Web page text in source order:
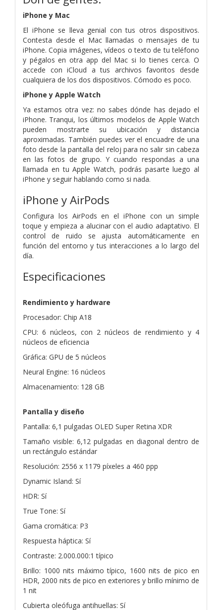
iPhone y Mac
El iPhone se lleva genial con tus otros dispositivos.
Contesta desde el Mac llamadas o mensajes de tu
iPhone. Copia imágenes, vídeos o texto de tu teléfono
y pégalos en otra app del Mac si lo tienes cerca. O
accede con iCloud a tus archivos favoritos desde
cualquiera de los dos dispositivos. Cómodo es poco.
iPhone y Apple Watch
Ya estamos otra vez: no sabes dónde has dejado el
iPhone. Tranqui, los últimos modelos de Apple Watch
pueden mostrarte su ubicación y distancia
aproximadas. También puedes ver el encuadre de una
foto desde la pantalla del reloj para no salir sin cabeza
en las fotos de grupo. Y cuando respondas a una
llamada en tu Apple Watch, podrás pasarte luego al
iPhone y seguir hablando como si nada.
iPhone y AirPods
Configura los AirPods en el iPhone con un simple
toque y empieza a alucinar con el audio adaptativo. El
control de ruido se ajusta automáticamente en
función del entorno y tus interacciones a lo largo del
día.
Especificaciones
Rendimiento y hardware
Procesador: Chip A18
CPU: 6 núcleos, con 2 núcleos de rendimiento y 4
núcleos de eficiencia
Gráfica: GPU de 5 núcleos
Neural Engine: 16 núcleos
Almacenamiento: 128 GB
Pantalla y diseño
Pantalla: 6,1 pulgadas OLED Super Retina XDR
Tamaño visible: 6,12 pulgadas en diagonal dentro de
un rectángulo estándar
Resolución: 2556 x 1179 píxeles a 460 ppp
Dynamic Island: Sí
HDR: Sí
True Tone: Sí
Gama cromática: P3
Respuesta háptica: Sí
Contraste: 2.000.000:1 típico
Brillo: 1000 nits máximo típico, 1600 nits de pico en
HDR, 2000 nits de pico en exteriores y brillo mínimo de
1 nit
Cubierta oleófuga antihuellas: Sí